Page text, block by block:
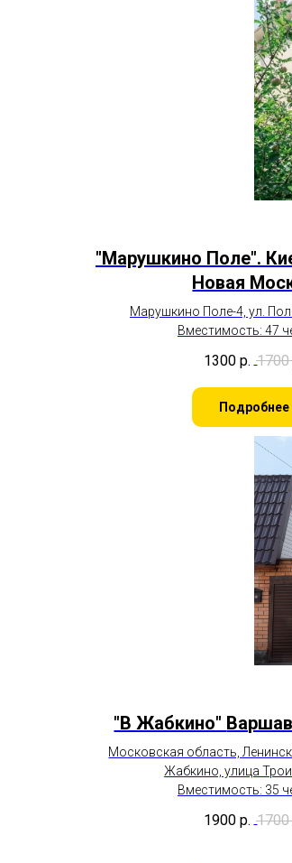
"Марушкино Поле".
Новая
Марушкино Поле-4, ул.
Вместимость: 47
1300 р. 1700
Подробнее
"В Жабкино"
Московская область,
Жабкино, улица
Вместимость: 35
1900 р. 1700